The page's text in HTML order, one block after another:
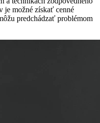
je možné získať cenné
predchádzať problémom